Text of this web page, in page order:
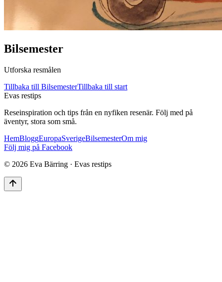
Bilsemester
Utforska resmålen
Tillbaka till BilsemesterTillbaka till start
Evas restips
Reseinspiration och tips från en nyfiken resenär. Följ med på
äventyr, stora som små.
HemBloggEuropaSverigeBilsemesterOm mig
Följ mig på Facebook
© 2026 Eva Bärring · Evas restips